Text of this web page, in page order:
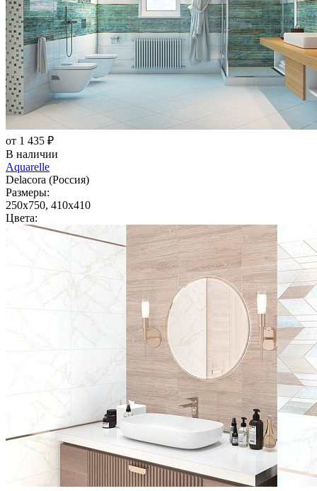
от 1 435 ₽
В наличии
Aquarelle
Delacora (Россия)
Размеры:
250x750, 410x410
Цвета: